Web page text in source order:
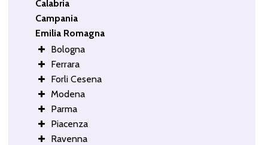
Calabria
Campania
Emilia Romagna
Bologna
Ferrara
Forli Cesena
Modena
Parma
Piacenza
Ravenna